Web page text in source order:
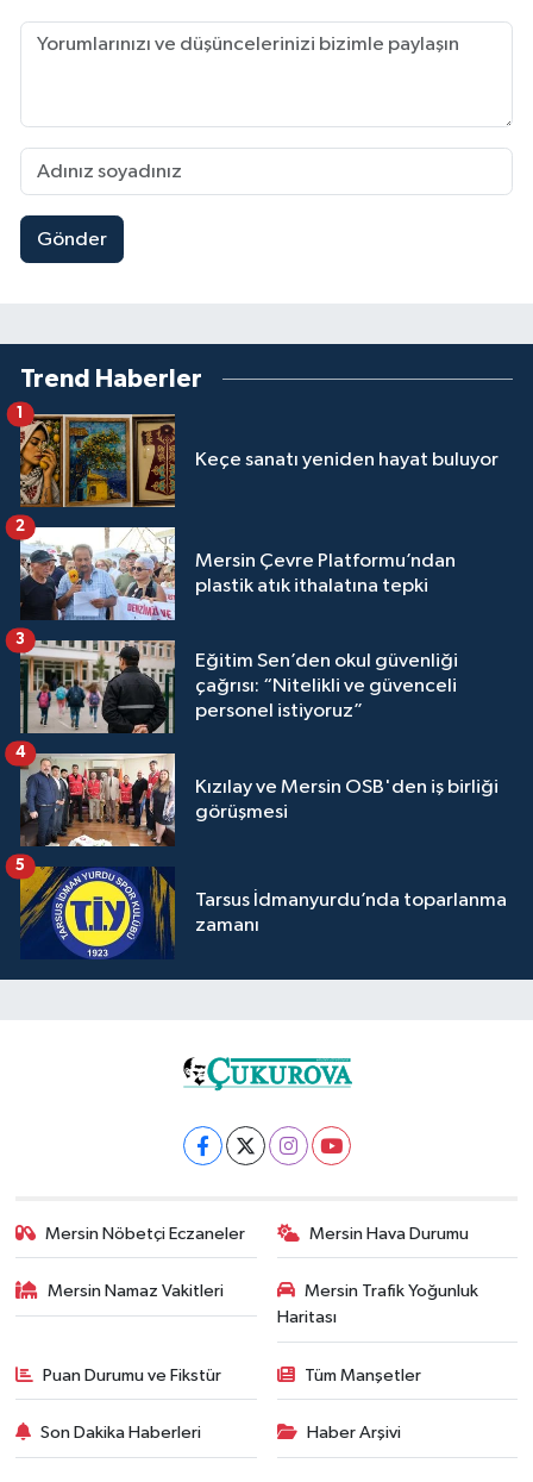
Gönder
Trend Haberler
Keçe sanatı yeniden hayat buluyor
1
Mersin Çevre Platformu’ndan
plastik atık ithalatına tepki
2
Eğitim Sen’den okul güvenliği
çağrısı: “Nitelikli ve güvenceli
personel istiyoruz”
3
Kızılay ve Mersin OSB'den iş birliği
görüşmesi
4
Tarsus İdmanyurdu’nda toparlanma
zamanı
5
Mersin Nöbetçi Eczaneler Mersin Hava Durumu
Mersin Namaz Vakitleri
Mersin Trafik Yoğunluk
Haritası
Puan Durumu ve Fikstür Tüm Manşetler
Son Dakika Haberleri Haber Arşivi